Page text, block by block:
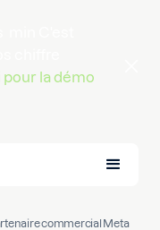
la démo
commercial Meta